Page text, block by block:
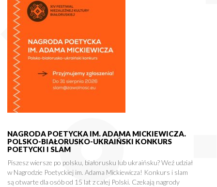
NAGRODA POETYCKA IM. ADAMA MICKIEWICZA.
POLSKO-BIAŁORUSKO-UKRAIŃSKI KONKURS
POETYCKI I SLAM
Piszesz wiersze po polsku, białorusku lub ukraińsku? Weź udział
w Nagrodzie Poetyckiej im. Adama Mickiewicza! Konkurs i slam
są otwarte dla osób od 15 lat z całej Polski. Czekają nagrody